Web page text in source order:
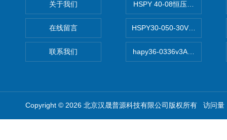
关于我们
在线留言
联系我们
HSPY 40-08恒压恒流恒功率
HSPY30-050-30V/-05A可调
hapy36-0336v3A高精度小型
Copyright © 2026 北京汉晟普源科技有限公司版权所有 访问量